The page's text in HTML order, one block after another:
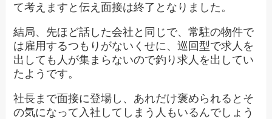
て考えますと伝え面接は終了となりました。
結局、先ほど話した会社と同じで、常駐の物件で
は雇用するつもりがないくせに、巡回型で求人を
出しても人が集まらないので釣り求人を出してい
たようです。
社長まで面接に登場し、あれだけ褒められるとそ
の気になって入社してしまう人もいるんでしょう